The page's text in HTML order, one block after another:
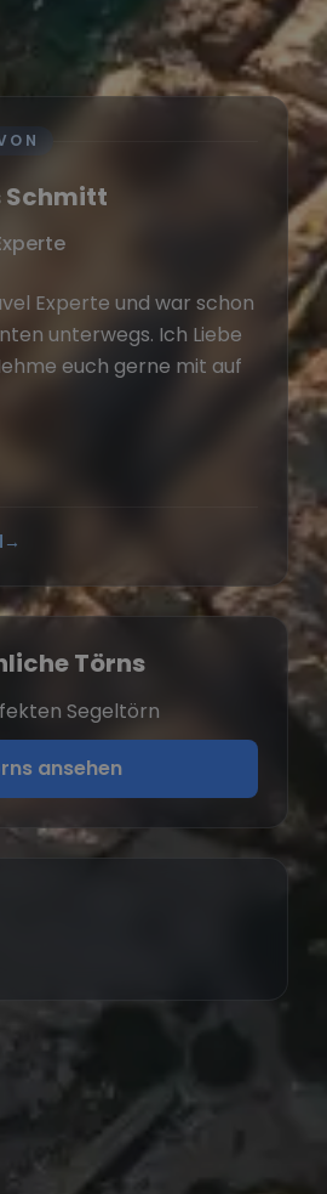
Schmitt
Experte und war schon
unterwegs. Ich Liebe
euch gerne mit auf
→
Törns
Segeltörn
ansehen